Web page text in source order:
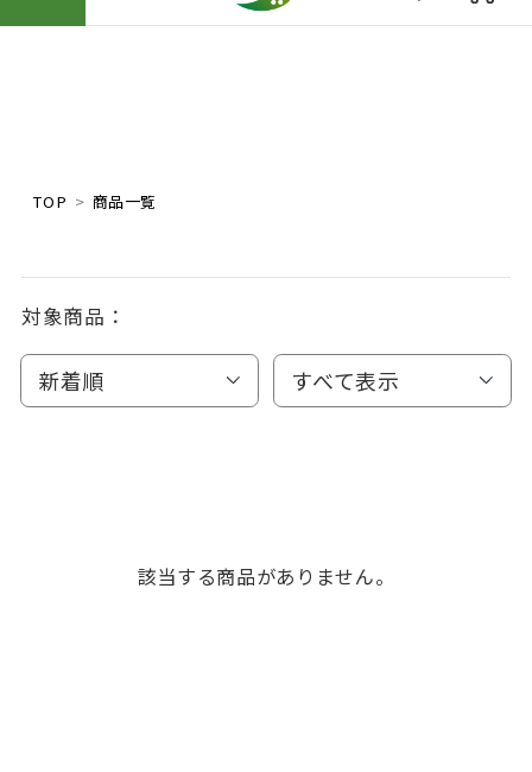
TOP 商品一覧
対象商品：
新着順 すべて表示
該当する商品がありません。